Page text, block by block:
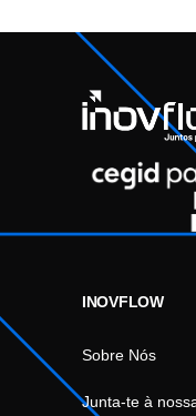
INOVFLOW
Sobre Nós
Junta-te à